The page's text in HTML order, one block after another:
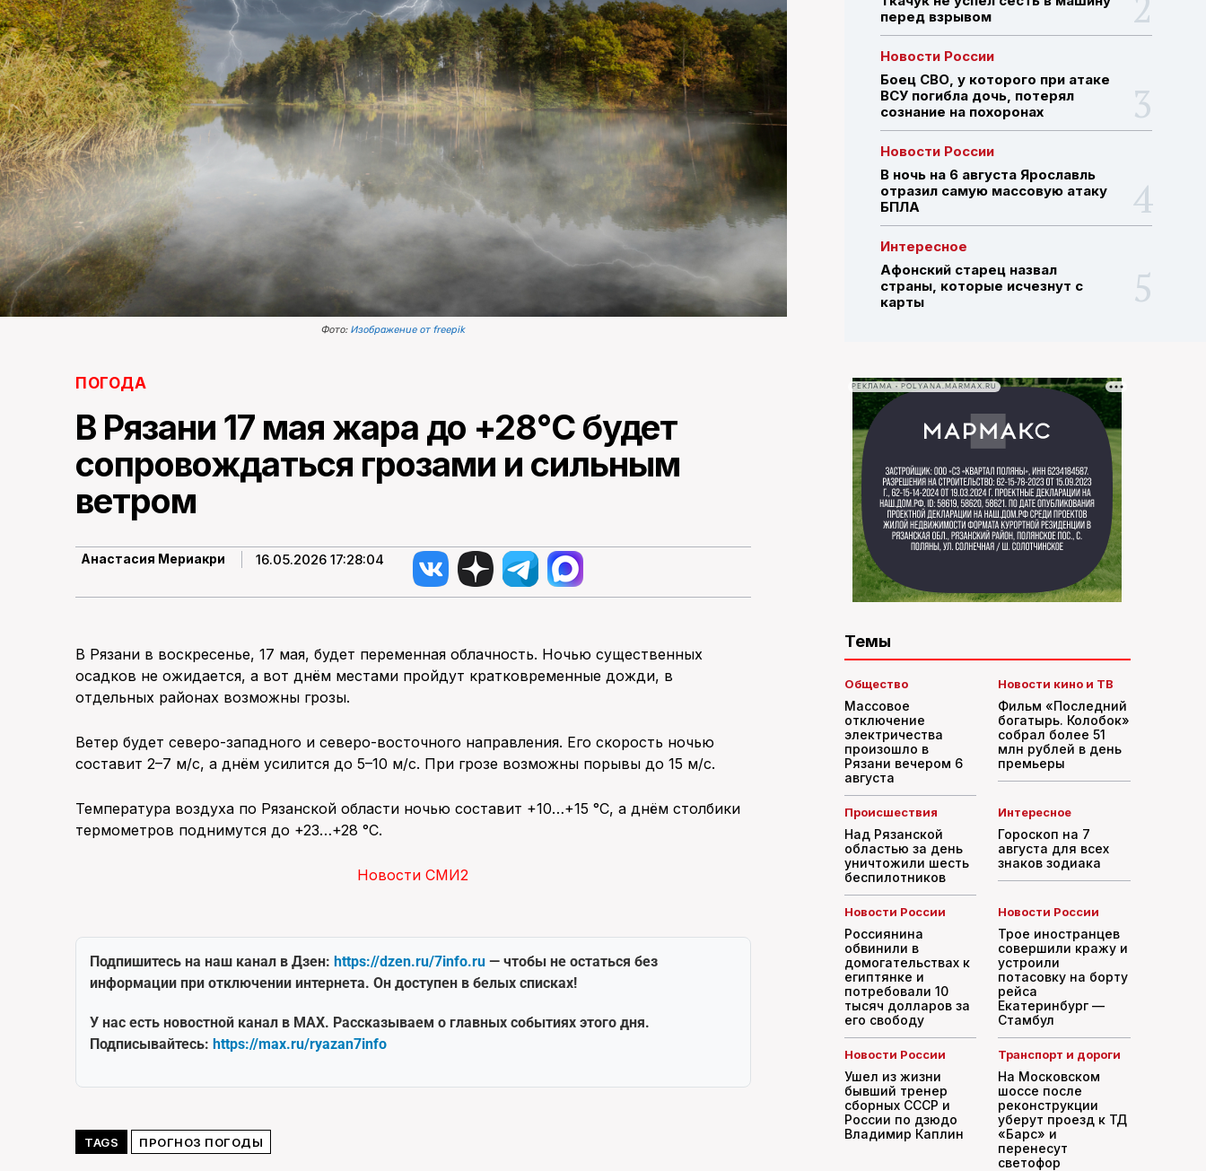
ПОИСК ПО САЙТУ
Фото: Изображение от freepik
ПОГОДА
В Рязани 17 мая жара до +28°С будет
сопровождаться грозами и сильным
ветром
Анастасия Мериакри 16.05.2026 17:28:04
В Рязани в воскресенье, 17 мая, будет переменная облачность. Ночью существенных
осадков не ожидается, а вот днём местами пройдут кратковременные дожди, в
отдельных районах возможны грозы.
Ветер будет северо-западного и северо-восточного направления. Его скорость ночью
составит 2–7 м/с, а днём усилится до 5–10 м/с. При грозе возможны порывы до 15 м/с.
Температура воздуха по Рязанской области ночью составит +10…+15 °С, а днём столбики
термометров поднимутся до +23…+28 °С.
Новости СМИ2
Подпишитесь на наш канал в Дзен: https://dzen.ru/7info.ru — чтобы не остаться без
информации при отключении интернета. Он доступен в белых списках!
У нас есть новостной канал в MAX. Рассказываем о главных событиях этого дня.
Подписывайтесь: https://max.ru/ryazan7info
TAGS ПРОГНОЗ ПОГОДЫ
перед взрывом
Новости России
Боец СВО, у которого при атаке
ВСУ погибла дочь, потерял
сознание на похоронах
Новости России
В ночь на 6 августа Ярославль
отразил самую массовую атаку
БПЛА
Интересное
Афонский старец назвал
страны, которые исчезнут с
карты
РЕКЛАМА • POLYANA.MARMAX.RU
Темы
Общество
Массовое
отключение
электричества
произошло в
Рязани вечером 6
августа
Новости кино и ТВ
Фильм «Последний
богатырь. Колобок»
собрал более 51
млн рублей в день
премьеры
Происшествия
Над Рязанской
областью за день
уничтожили шесть
беспилотников
Интересное
Гороскоп на 7
августа для всех
знаков зодиака
Новости России
Россиянина
обвинили в
домогательствах к
египтянке и
потребовали 10
тысяч долларов за
его свободу
Новости России
Трое иностранцев
совершили кражу и
устроили
потасовку на борту
рейса
Екатеринбург —
Стамбул
Новости России
Ушел из жизни
бывший тренер
сборных СССР и
России по дзюдо
Владимир Каплин
Транспорт и дороги
На Московском
шоссе после
реконструкции
уберут проезд к ТД
«Барс» и
перенесут
светофор